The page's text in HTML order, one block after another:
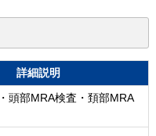
詳細説明
頭部MRA検査・頚部MRA